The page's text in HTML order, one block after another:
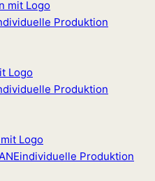
Produktion
Produktion
individuelle Produktion